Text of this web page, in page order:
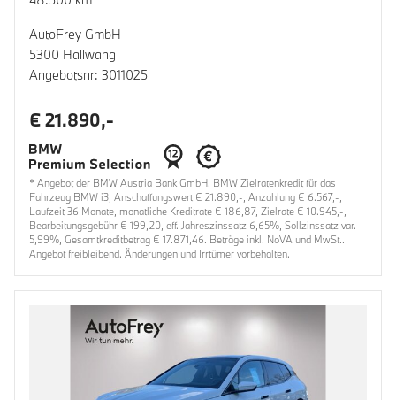
AutoFrey GmbH
5300 Hallwang
Angebotsnr: 3011025
€ 21.890,-
* Angebot der BMW Austria Bank GmbH. BMW Zielratenkredit für das
Fahrzeug BMW i3, Anschaffungswert € 21.890,-, Anzahlung € 6.567,-,
Laufzeit 36 Monate, monatliche Kreditrate € 186,87, Zielrate € 10.945,-,
Bearbeitungsgebühr € 199,20, eff. Jahreszinssatz 6,65%, Sollzinssatz var.
5,99%, Gesamtkreditbetrag € 17.871,46. Beträge inkl. NoVA und MwSt..
Angebot freibleibend. Änderungen und Irrtümer vorbehalten.